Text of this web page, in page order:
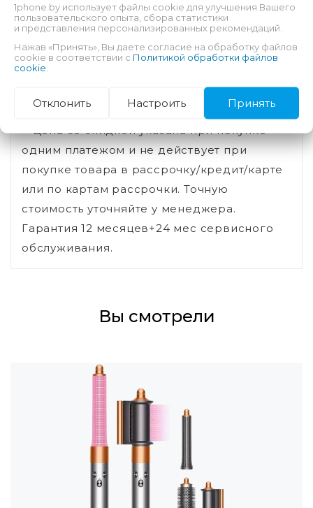
**Цена со скидкой указана при покупке
одним платежом и не действует при
покупке товара в рассрочку/кредит/карте
или по картам рассрочки. Точную
стоимость уточняйте у менеджера.
Гарантия 12 месяцев+24 мес сервисного
обслуживания.
Вы смотрели
1phone.by использует файлы cookie для улучшения Вашего
пользовательского опыта, сбора статистики
и представления персонализированных рекомендаций.
Нажав «Принять», Вы даете согласие на обработку файлов
cookie в соответствии с Политикой обработки файлов
cookie
Отклонить Настроить Принять